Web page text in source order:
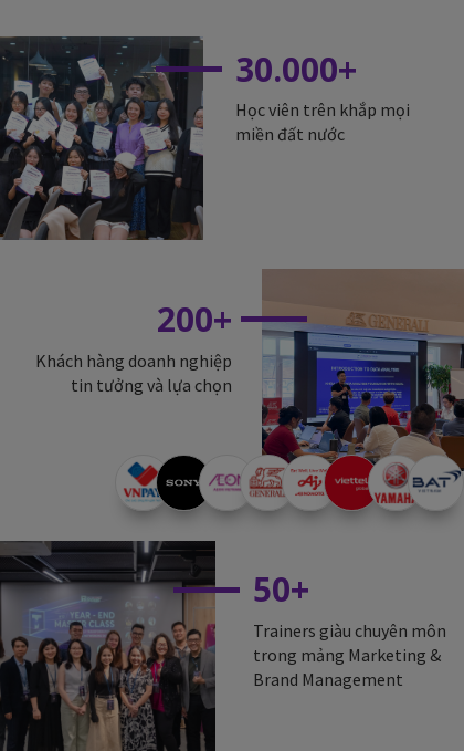
Học viên trên khắp mọi
miền đất nước
30.000+
Trainers giàu chuyên môn
trong mảng Marketing &
Brand Management
50+
Khách hàng doanh nghiệp
tin tưởng và lựa chọn
200+